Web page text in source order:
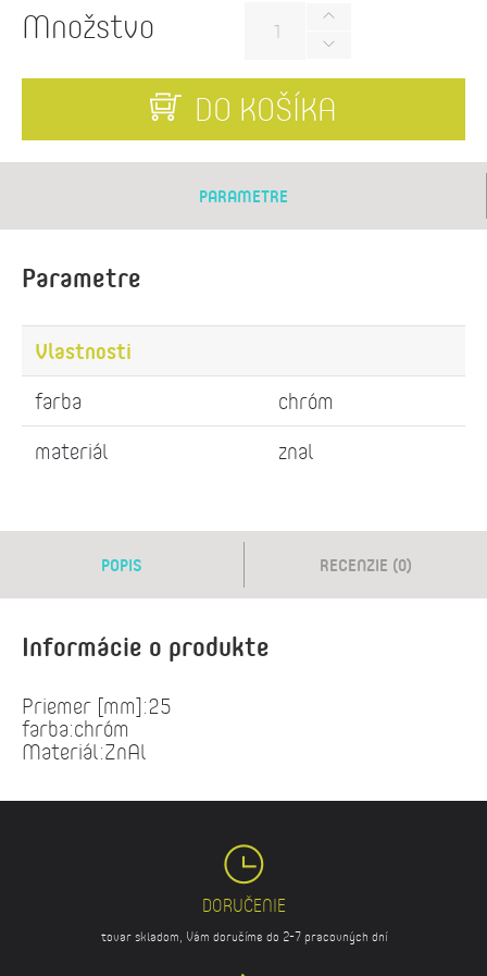
Množstvo
DO KOŠÍKA
PARAMETRE
Parametre
Vlastnosti
farba
chróm
materiál
znal
POPIS RECENZIE (0)
Informácie o produkte
Priemer [mm]:25
farba:chróm
Materiál:ZnAl
DORUČENIE
tovar skladom, Vám doručíme do 2-7 pracovných dní